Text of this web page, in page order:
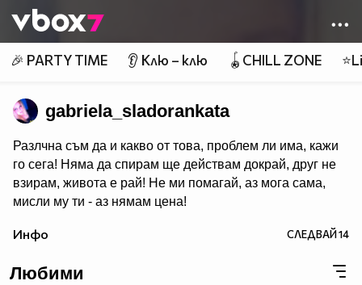
👾
🎉 PARTY TIME 👂 Клю – клю 🪀CHILL ZONE
gabriela_sladorankata
Разлчна съм да и какво от това, проблем ли има, кажи
го сега! Няма да спирам ще действам докрай, друг не
взирам, живота е рай! Не ми помагай, аз мога сама,
мисли му ти - аз нямам цена!
Инфо СЛЕДВАЙ14
Любими